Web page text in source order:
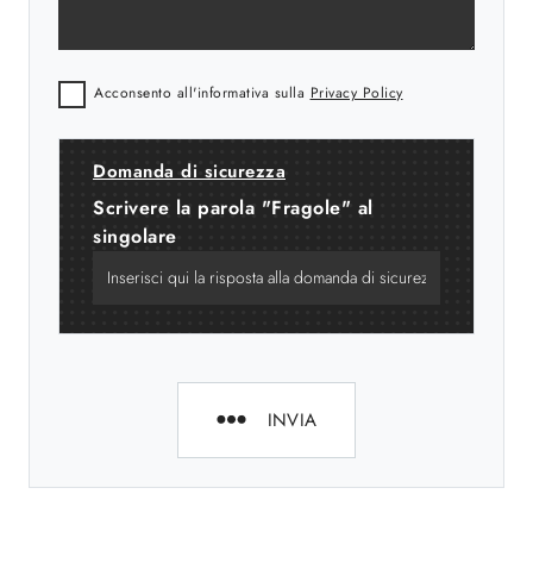
Acconsento all'informativa sulla Privacy Policy
Domanda di sicurezza
Scrivere la parola "Fragole" al
singolare
INVIA